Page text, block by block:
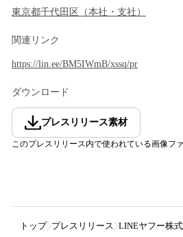
東京都千代田区 （本社・支社 ）
関連リンク
https://lin.ee/BM5IWmB/xssq/pr
ダウンロード
プレスリリース素材
このプレスリリース内で使われている画像フ
トップ プレスリリース LINEヤフー株